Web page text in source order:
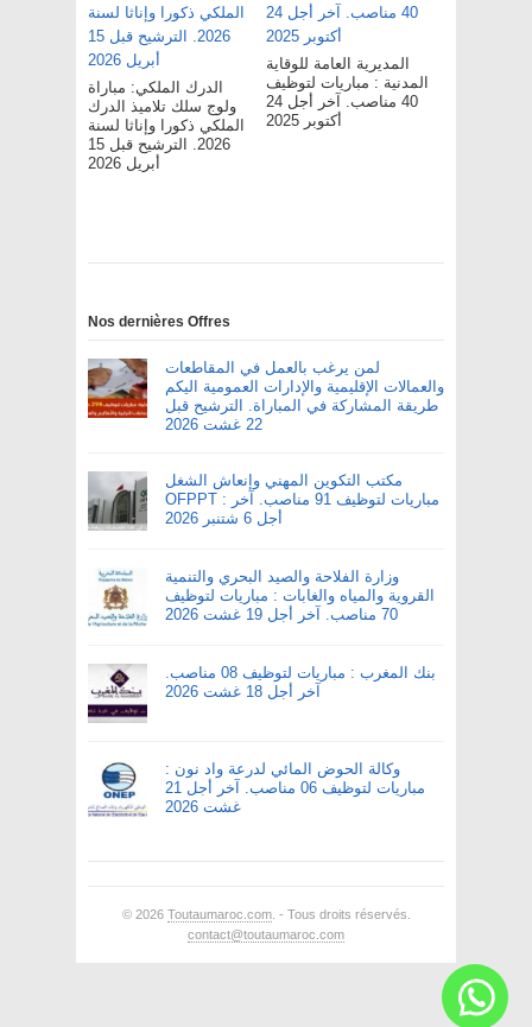
الدرك الملكي: مباراة
ولوج سلك تلاميذ الدرك
الملكي ذكورا وإناثا لسنة
2026. الترشيح قبل 15
أبريل 2026
المديرية العامة للوقاية
المدنية : مباريات لتوظيف
40 مناصب. آخر أجل 24
أكتوبر 2025
Nos dernières Offres
لمن يرغب بالعمل في المقاطعات
والعمالات الإقليمية والإدارات العمومية اليكم
طريقة المشاركة في المباراة. الترشيح قبل
22 غشت 2026
مكتب التكوين المهني وإنعاش الشغل
OFPPT : مباريات لتوظيف 91 مناصب. آخر
أجل 6 شتنبر 2026
وزارة الفلاحة والصيد البحري والتنمية
القروية والمياه والغابات : مباريات لتوظيف
70 مناصب. آخر أجل 19 غشت 2026
بنك المغرب : مباريات لتوظيف 08 مناصب.
آخر أجل 18 غشت 2026
وكالة الحوض المائي لدرعة واد نون :
مباريات لتوظيف 06 مناصب. آخر أجل 21
غشت 2026
© 2026 Toutaumaroc.com. - Tous droits réservés.
contact@toutaumaroc.com